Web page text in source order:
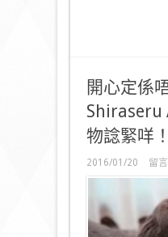
開心定係
Shiraseru
物諗緊咩！
2016/01/20
在
〈開
定
係
唔
留